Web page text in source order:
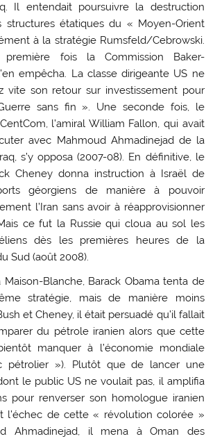
Il entendait poursuivre la destruction
structures étatiques du « Moyen-Orient
à la stratégie Rumsfeld/Cebrowski.
première fois la Commission Baker-
empêcha. La classe dirigeante US ne
vite son retour sur investissement pour
sans fin ». Une seconde fois, le
l’amiral William Fallon, qui avait
avec Mahmoud Ahmadinejad de la
s’y opposa (2007-08). En définitive, le
Cheney donna instruction à Israël de
géorgiens de manière à pouvoir
l’Iran sans avoir à réapprovisionner
ce fut la Russie qui cloua au sol les
dès les premières heures de la
Sud (août 2008).
Blanche, Barack Obama tenta de
stratégie, mais de manière moins
et Cheney, il était persuadé qu’il fallait
du pétrole iranien alors que cette
manquer à l’économie mondiale
pétrolier »). Plutôt que de lancer une
le public US ne voulait pas, il amplifia
pour renverser son homologue iranien
l’échec de cette « révolution colorée »
Ahmadinejad, il mena à Oman des